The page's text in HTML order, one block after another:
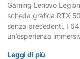
Gaming Lenovo
scheda grafica RTX
senza precedenti. I
un’esperienza
Leggi di più